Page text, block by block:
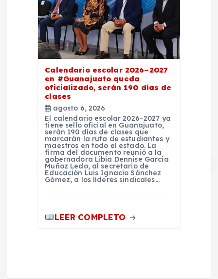
Calendario escolar 2026–2027
en #Guanajuato queda
oficializado, serán 190 días de
clases
agosto 6, 2026
El calendario escolar 2026–2027 ya
tiene sello oficial en Guanajuato,
serán 190 días de clases que
marcarán la ruta de estudiantes y
maestros en todo el estado. La
firma del documento reunió a la
gobernadora Libia Dennise García
Muñoz Ledo, al secretario de
Educación Luis Ignacio Sánchez
Gómez, a los líderes sindicales…
LEER COMPLETO